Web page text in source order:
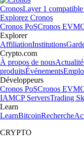
CronosLayer 1
Explorez Cronos
Cronos PoSCronos EVM
Explorer
AffiliationInstitutions
Crypto.com
À propos de nous
produitsÉvénements
Développeurs
Cronos PoSCronos EVM
IAMCP ServersTrading
Learn
LearnBitcoinRecherche
CRYPTO